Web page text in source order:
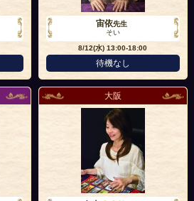
宙依先生
そい
8/12(水)13:00-18:00
待機なし
大阪